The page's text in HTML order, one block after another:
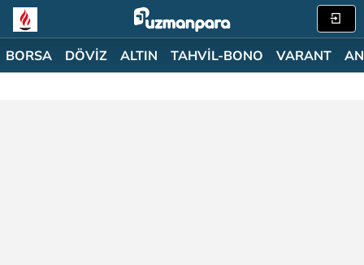
BORSA DÖVİZ ALTIN TAHVİL-BONO VARANT